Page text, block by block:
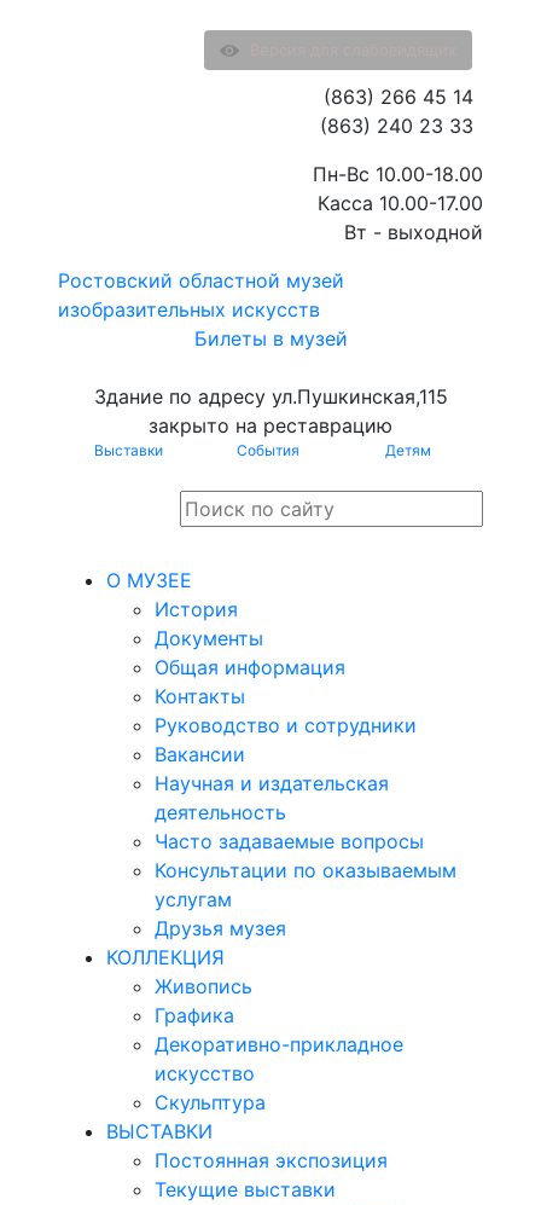
Ростовский областной музей
изобразительных искусств
Билеты в музей
Здание по адресу ул.Пушкинская,115
закрыто на реставрацию
Выставки События Детям
(863) 266 45 14
(863) 240 23 33
Пн-Вс 10.00-18.00
Касса 10.00-17.00
Вт - выходной
О МУЗЕЕ
История
Документы
Общая информация
Контакты
Руководство и сотрудники
Вакансии
Научная и издательская
деятельность
Часто задаваемые вопросы
Консультации по оказываемым
услугам
Друзья музея
КОЛЛЕКЦИЯ
Живопись
Графика
Декоративно-прикладное
искусство
Скульптура
ВЫСТАВКИ
Постоянная экспозиция
Текущие выставки